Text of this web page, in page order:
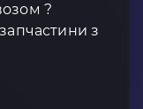
?
з